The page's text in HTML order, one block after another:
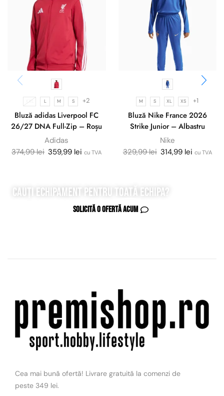
XXL L M S +2
Bluză adidas Liverpool FC
26/27 DNA Full-Zip – Roșu
Adidas
374,99lei 359,99 lei cu TVA
M S XL XS +1
Bluză Nike France 2026
Strike Junior – Albastru
Nike
329,99lei 314,99 lei cu TVA
Cauți echipament pentru toată echipa?
Solicită o ofertă acum
Cea mai bună ofertă! Livrare gratuită la comenzi de
peste 349 lei.